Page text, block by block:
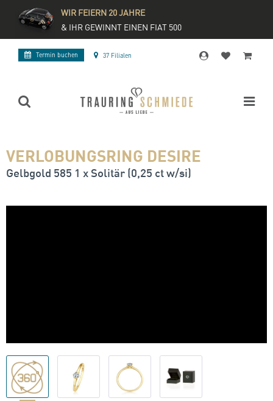
WIR FEIERN 20 JAHRE
& IHR GEWINNT EINEN FIAT 500
Termin buchen 37 Filialen
VERLOBUNGSRING DESIRE
Gelbgold 585 1 x Solitär (0,25 ct w/si)